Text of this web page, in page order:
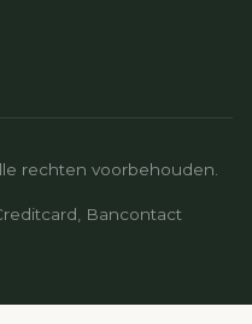
rechten voorbehouden.
Bancontact